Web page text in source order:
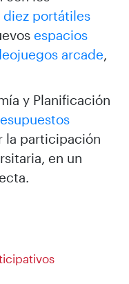
diez portátiles
espacios
arcade,
y Planificación
la participación
en un